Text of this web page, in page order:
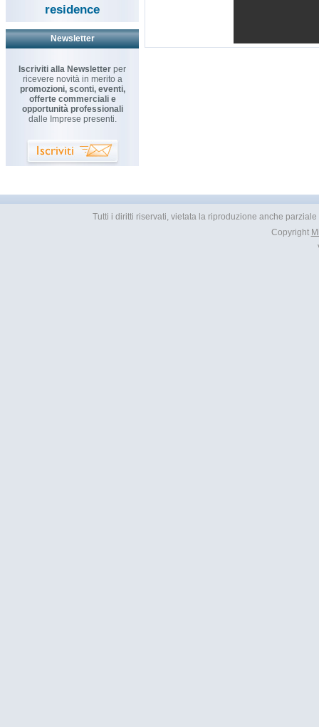
residence
Newsletter
Iscriviti alla Newsletter per
ricevere novità in merito a
promozioni, sconti, eventi,
offerte commerciali e
opportunità professionali
dalle Imprese presenti.
Tutti i diritti riservati, vietata la riproduzione anche
Copyright